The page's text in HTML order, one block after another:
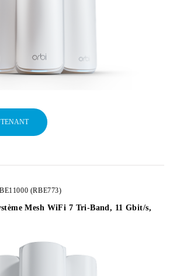
(RBE773)
Mesh WiFi 7 Tri-Band, 11 Gbit/s,